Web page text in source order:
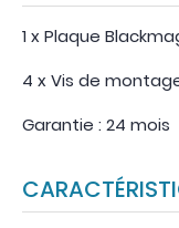
1 x Plaque
4 x Vis de
Garantie : 24 mois